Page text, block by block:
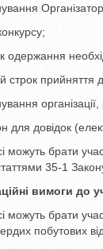
одержання
строк прийняття
для довідок
можуть брати
35-1
вимоги до
можуть брати
побутових